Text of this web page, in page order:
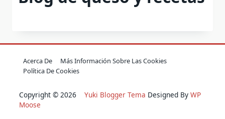
Acerca De
Más Información Sobre Las Cookies
Política De Cookies
Copyright © 2026 Yuki Blogger Tema Designed By WP
Moose